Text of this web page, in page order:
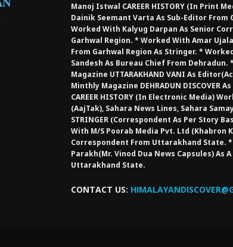
Manoj Istwal CAREER HISTORY (in Print
Dainik Seemant Varta As Sub-Editor From
Worked With Kalyug Darpan As Senior
Garhwal Region. * Worked With Amar
From Garhwal Region As Stringer. *
Sandesh As Bureau Chief From
Magazine UTTARAKHAND VANI As
Minthly Magazine DEHRADUN DISCOVER
CAREER HISTORY (in Electronic Media)
(AajTak), Sahara News Lines, Sahara
STRINGER (Correspondent As Per Story
With M/S Poorab Media Pvt. Ltd (Khabron
Correspondent From Uttarakhand State.
Parakh(Mr. Vinod Dua News Capsules) As
Uttarakhand State.
CONTACT US: